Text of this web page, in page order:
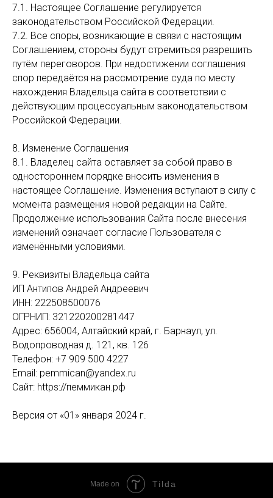
7.1. Настоящее Соглашение регулируется
законодательством Российской Федерации.
7.2. Все споры, возникающие в связи с настоящим
Соглашением, стороны будут стремиться разрешить
путём переговоров. При недостижении соглашения
спор передаётся на рассмотрение суда по месту
нахождения Владельца сайта в соответствии с
действующим процессуальным законодательством
Российской Федерации.
8. Изменение Соглашения
8.1. Владелец сайта оставляет за собой право в
одностороннем порядке вносить изменения в
настоящее Соглашение. Изменения вступают в силу с
момента размещения новой редакции на Сайте.
Продолжение использования Сайта после внесения
изменений означает согласие Пользователя с
изменёнными условиями.
9. Реквизиты Владельца сайта
ИП Антипов Андрей Андреевич
ИНН: 222508500076
ОГРНИП: 321220200281447
Адрес: 656004, Алтайский край, г. Барнаул, ул.
Водопроводная д. 121, кв. 126
Телефон: +7 909 500 4227
Email: pemmican@yandex.ru
Сайт: https://пеммикан.рф
Версия от «01» января 2024 г.
Made on Tilda